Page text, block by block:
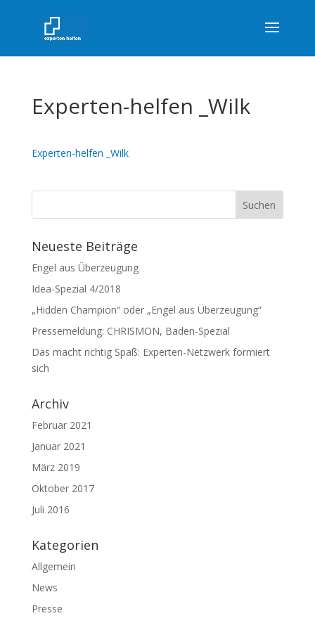
Experten-helfen _Wilk
Experten-helfen _Wilk
Neueste Beiträge
Engel aus Überzeugung
Idea-Spezial 4/2018
„Hidden Champion“ oder „Engel aus Überzeugung“
Pressemeldung: CHRISMON, Baden-Spezial
Das macht richtig Spaß: Experten-Netzwerk formiert
sich
Archiv
Februar 2021
Januar 2021
März 2019
Oktober 2017
Juli 2016
Kategorien
Allgemein
News
Presse